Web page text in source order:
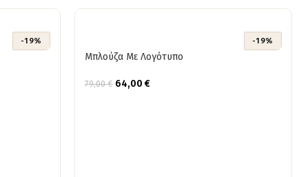
-19% -19%
Μπλούζα Με Λογότυπο
79,00€ 64,00 €